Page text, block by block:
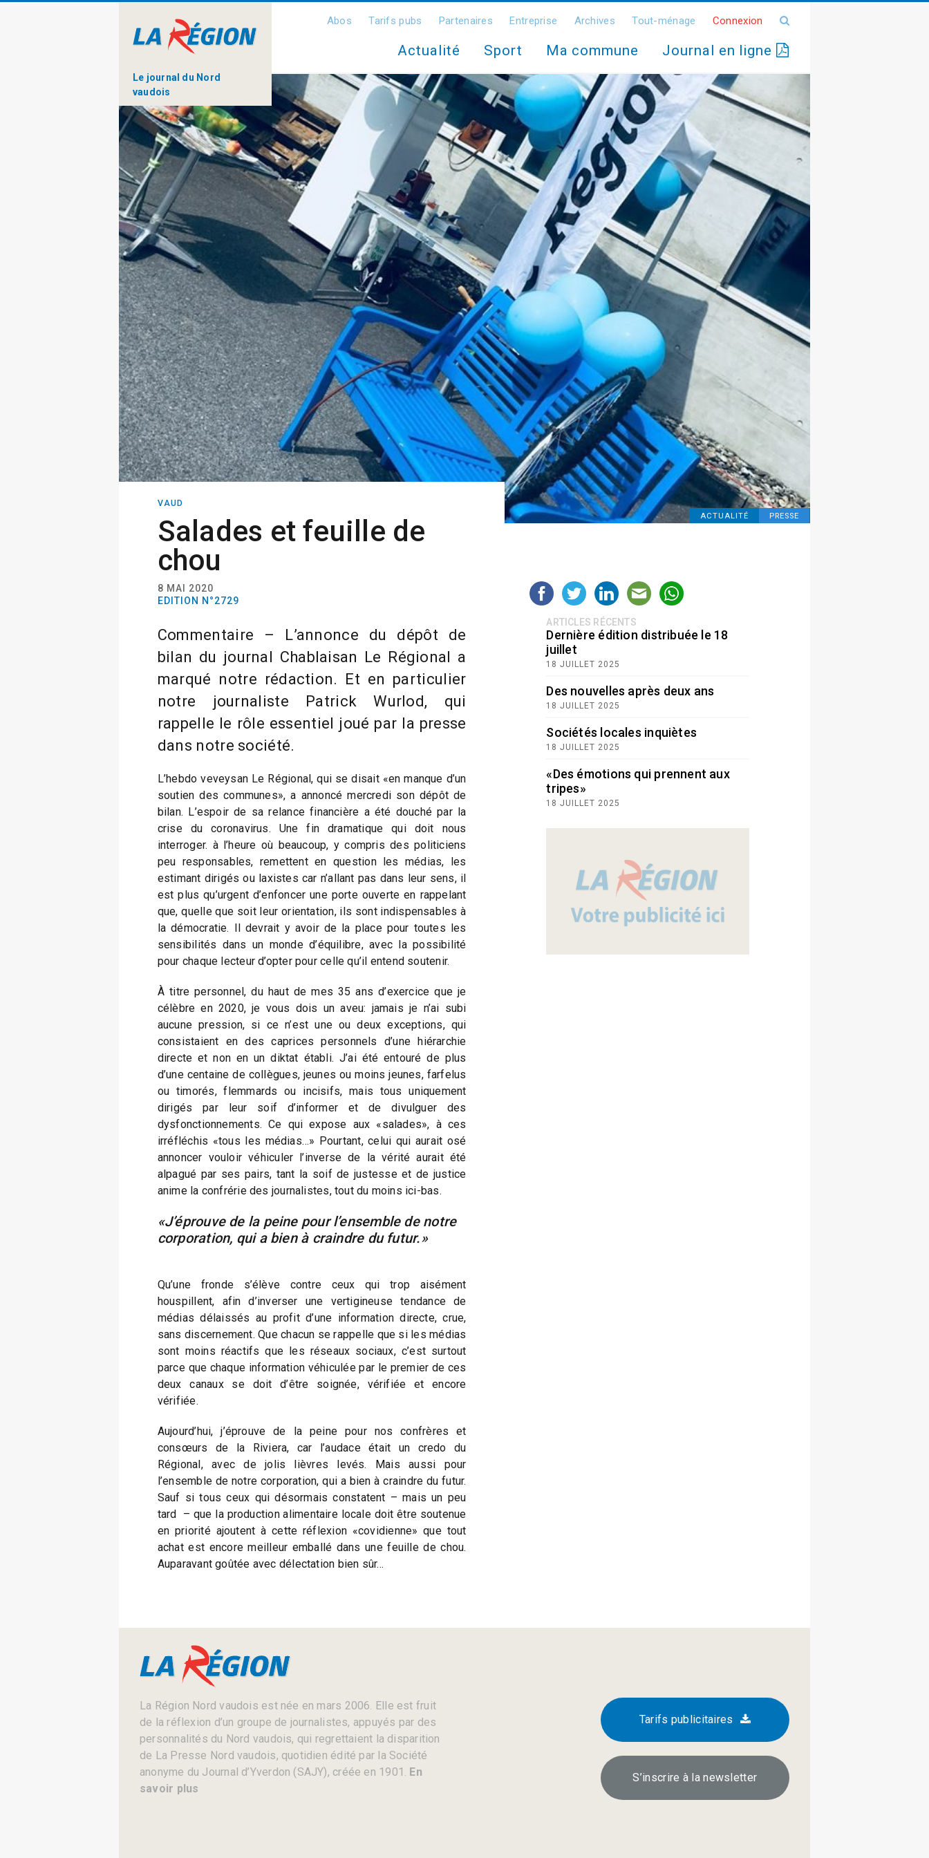
Le journal du Nord
vaudois
Abos Tarifs pubs Partenaires Entreprise Archives Tout-ménage Connexion
Actualité Sport Ma commune Journal en ligne
ACTUALITÉ PRESSE
VAUD
Salades et feuille de
chou
8 MAI 2020
EDITION N°2729
Commentaire – L’annonce du dépôt de
bilan du journal Chablaisan Le Régional a
marqué notre rédaction. Et en particulier
notre journaliste Patrick Wurlod, qui
rappelle le rôle essentiel joué par la presse
dans notre société.
L’hebdo veveysan Le Régional, qui se disait «en manque d’un
soutien des communes», a annoncé mercredi son dépôt de
bilan. L’espoir de sa relance financière a été douché par la
crise du coronavirus. Une fin dramatique qui doit nous
interroger. à l’heure où beaucoup, y compris des politiciens
peu responsables, remettent en question les médias, les
estimant dirigés ou laxistes car n’allant pas dans leur sens, il
est plus qu’urgent d’enfoncer une porte ouverte en rappelant
que, quelle que soit leur orientation, ils sont indispensables à
la démocratie. Il devrait y avoir de la place pour toutes les
sensibilités dans un monde d’équilibre, avec la possibilité
pour chaque lecteur d’opter pour celle qu’il entend soutenir.
À titre personnel, du haut de mes 35 ans d’exercice que je
célèbre en 2020, je vous dois un aveu: jamais je n’ai subi
aucune pression, si ce n’est une ou deux exceptions, qui
consistaient en des caprices personnels d’une hiérarchie
directe et non en un diktat établi. J’ai été entouré de plus
d’une centaine de collègues, jeunes ou moins jeunes, farfelus
ou timorés, flemmards ou incisifs, mais tous uniquement
dirigés par leur soif d’informer et de divulguer des
dysfonctionnements. Ce qui expose aux «salades», à ces
irréfléchis «tous les médias…» Pourtant, celui qui aurait osé
annoncer vouloir véhiculer l’inverse de la vérité aurait été
alpagué par ses pairs, tant la soif de justesse et de justice
anime la confrérie des journalistes, tout du moins ici-bas.
«J’éprouve de la peine pour l’ensemble de notre
corporation, qui a bien à craindre du futur.»
Qu’une fronde s’élève contre ceux qui trop aisément
houspillent, afin d’inverser une vertigineuse tendance de
médias délaissés au profit d’une information directe, crue,
sans discernement. Que chacun se rappelle que si les médias
sont moins réactifs que les réseaux sociaux, c’est surtout
parce que chaque information véhiculée par le premier de ces
deux canaux se doit d’être soignée, vérifiée et encore
vérifiée.
Aujourd’hui, j’éprouve de la peine pour nos confrères et
consœurs de la Riviera, car l’audace était un credo du
Régional, avec de jolis lièvres levés. Mais aussi pour
l’ensemble de notre corporation, qui a bien à craindre du futur.
Sauf si tous ceux qui désormais constatent – mais un peu
tard – que la production alimentaire locale doit être soutenue
en priorité ajoutent à cette réflexion «covidienne» que tout
achat est encore meilleur emballé dans une feuille de chou.
Auparavant goûtée avec délectation bien sûr…
ARTICLES RÉCENTS
Dernière édition distribuée le 18
juillet
18 JUILLET 2025
Des nouvelles après deux ans
18 JUILLET 2025
Sociétés locales inquiètes
18 JUILLET 2025
«Des émotions qui prennent aux
tripes»
18 JUILLET 2025
La Région Nord vaudois est née en mars 2006. Elle est fruit
de la réflexion d’un groupe de journalistes, appuyés par des
personnalités du Nord vaudois, qui regrettaient la disparition
de La Presse Nord vaudois, quotidien édité par la Société
anonyme du Journal d’Yverdon (SAJY), créée en 1901. En
savoir plus
Tarifs publicitaires
S’inscrire à la newsletter